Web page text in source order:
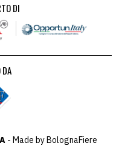
DI
DA
- Made by BolognaFiere